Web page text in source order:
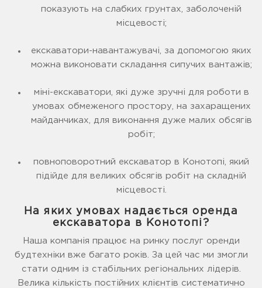
показують на слабких грунтах, заболоченій
місцевості;
екскаватори-навантажувачі, за допомогою яких
можна виконовати складання сипучих вантажів;
міні-екскаватори, які дуже зручні для роботи в
умовах обмеженого простору, на захаращених
майданчиках, для виконання дуже малих обсягів
робіт;
повноповоротний екскаватор в Конотопі, який
підійде для великих обсягів робіт на складній
місцевості.
На яких умовах надається оренда
екскаватора в Конотопі?
Наша компанія працює на ринку послуг оренди
будтехніки вже багато років. За цей час ми змогли
стати одним із стабільних регіональних лідерів.
Велика кількість постійних клієнтів систематично